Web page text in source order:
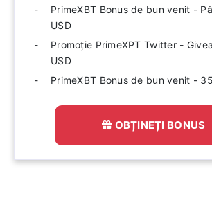
PrimeXBT Bonus de bun venit -
USD
Promoție PrimeXPT Twitter -
USD
PrimeXBT Bonus de bun venit -
OBȚINEȚI BONUS